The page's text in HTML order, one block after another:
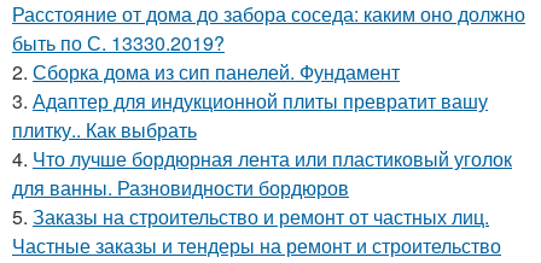
Расстояние от дома до забора соседа: каким оно должно
быть по С. 13330.2019?
2. Сборка дома из сип панелей. Фундамент
3. Адаптер для индукционной плиты превратит вашу
плитку.. Как выбрать
4. Что лучше бордюрная лента или пластиковый уголок
для ванны. Разновидности бордюров
5. Заказы на строительство и ремонт от частных лиц.
Частные заказы и тендеры на ремонт и строительство